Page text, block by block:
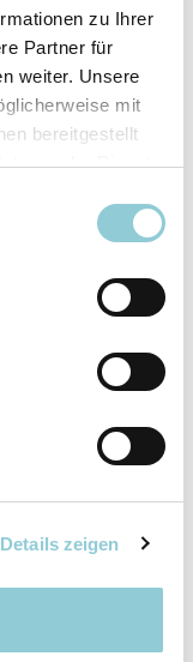
zu Ihrer
Partner für
weiter. Unsere
mit
bereitgestellt
der Dienste
Details zeigen
N Line
sofort
Pickup
110 kW (150 PS)